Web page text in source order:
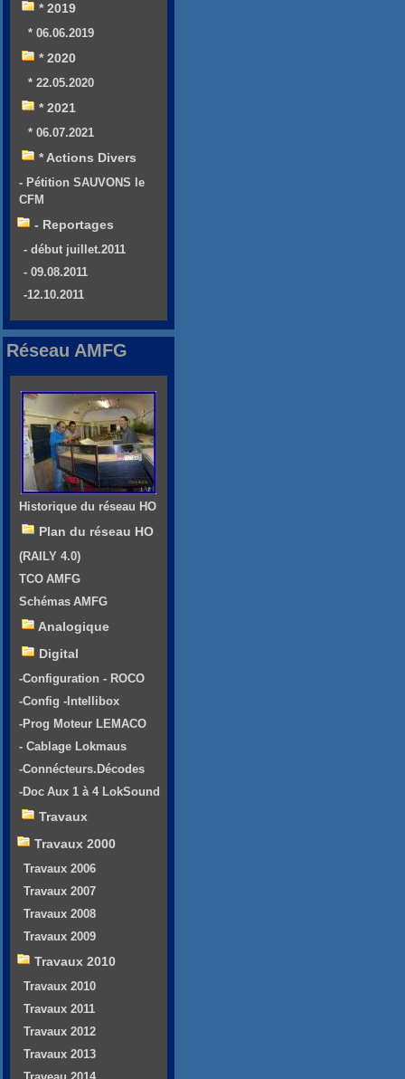
* 2019
* 06.06.2019
* 2020
* 22.05.2020
* 2021
* 06.07.2021
* Actions Divers
- Pétition SAUVONS le
CFM
- Reportages
- début juillet.2011
- 09.08.2011
-12.10.2011
Réseau AMFG
Historique du réseau HO
Plan du réseau HO
(RAILY 4.0)
TCO AMFG
Schémas AMFG
Analogique
Digital
-Configuration - ROCO
-Config -Intellibox
-Prog Moteur LEMACO
- Cablage Lokmaus
-Connécteurs.Décodes
-Doc Aux 1 à 4 LokSound
Travaux
Travaux 2000
Travaux 2006
Travaux 2007
Travaux 2008
Travaux 2009
Travaux 2010
Travaux 2010
Travaux 2011
Travaux 2012
Travaux 2013